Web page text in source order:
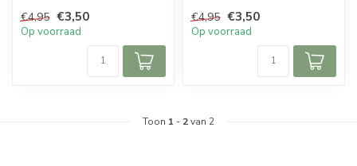
een milde en...
€4,95 €3,50
Op voorraad
en is...
€4,95 €3,50
Op voorraad
Toon 1 - 2van 2